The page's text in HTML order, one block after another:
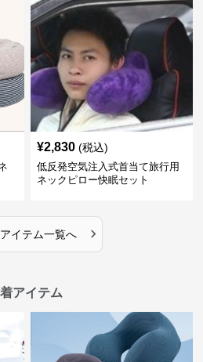
¥2,830 (税込)
低反発空気注入式首当て旅行用
ネックピロー快眠セット
イテム一覧へ ›
アイテム